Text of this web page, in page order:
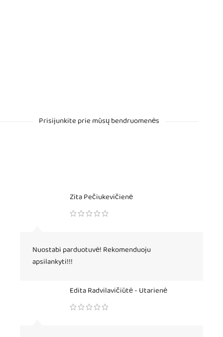
Prisijunkite prie mūsų bendruomenės
Zita Pečiukevičienė
Nuostabi parduotuvė! Rekomenduoju
apsilankyti!!!
Edita Radvilavičiūtė - Utarienė